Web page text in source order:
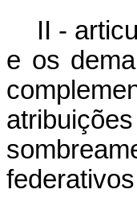
II -
e os